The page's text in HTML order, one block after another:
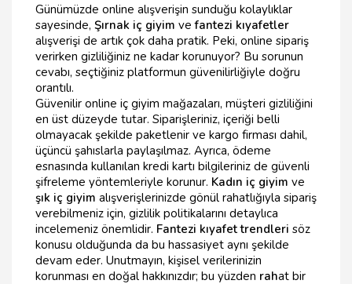
Günümüzde online alışverişin sunduğu kolaylıklar
sayesinde, Şırnak iç giyim vefantezi kıyafetler
alışverişi de artık çok daha pratik. Peki, online sipariş
verirken gizliliğiniz ne kadar korunuyor? Bu sorunun
cevabı, seçtiğiniz platformun güvenilirliğiyle doğru
orantılı.
Güvenilir online iç giyim mağazaları, müşteri gizliliğini
en üst düzeyde tutar. Siparişleriniz, içeriği belli
olmayacak şekilde paketlenir ve kargo firması dahil,
üçüncü şahıslarla paylaşılmaz. Ayrıca, ödeme
esnasında kullanılan kredi kartı bilgileriniz de güvenli
şifreleme yöntemleriyle korunur. Kadın iç giyim ve
şık iç giyim alışverişlerinizde gönül rahatlığıyla sipariş
verebilmeniz için, gizlilik politikalarını detaylıca
incelemeniz önemlidir. Fantezi kıyafet trendleri söz
konusu olduğunda da bu hassasiyet aynı şekilde
devam eder. Unutmayın, kişisel verilerinizin
korunması en doğal hakkınızdır; bu yüzden rahat bir